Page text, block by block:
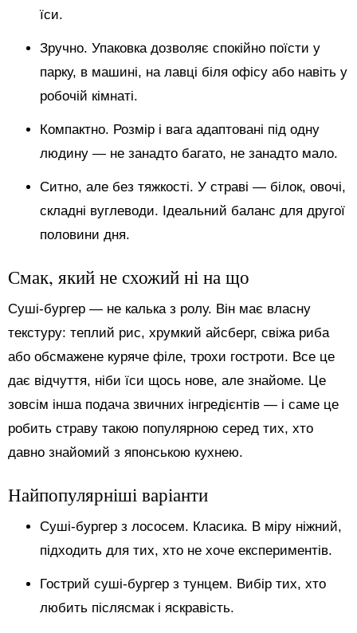
їси.
Зручно. Упаковка дозволяє спокійно поїсти у
парку, в машині, на лавці біля офісу або навіть у
робочій кімнаті.
Компактно. Розмір і вага адаптовані під одну
людину — не занадто багато, не занадто мало.
Ситно, але без тяжкості. У страві — білок, овочі,
складні вуглеводи. Ідеальний баланс для другої
половини дня.
Смак, який не схожий ні на що
Суші-бургер — не калька з ролу. Він має власну
текстуру: теплий рис, хрумкий айсберг, свіжа риба
або обсмажене куряче філе, трохи гостроти. Все це
дає відчуття, ніби їси щось нове, але знайоме. Це
зовсім інша подача звичних інгредієнтів — і саме це
робить страву такою популярною серед тих, хто
давно знайомий з японською кухнею.
Найпопулярніші варіанти
Суші-бургер з лососем. Класика. В міру ніжний,
підходить для тих, хто не хоче експериментів.
Гострий суші-бургер з тунцем. Вибір тих, хто
любить післясмак і яскравість.